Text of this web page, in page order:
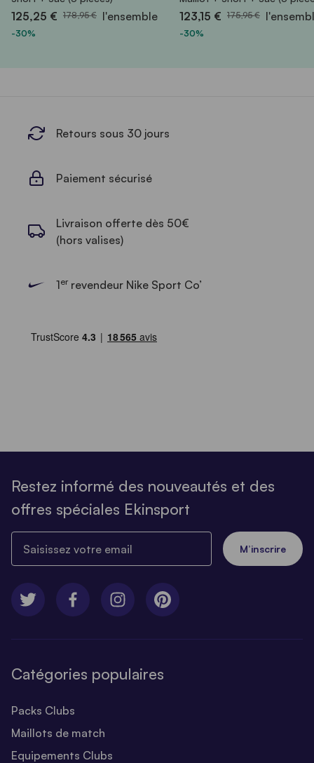
125,25 € 178,95 € l'ensemble
-30%
123,15 € 175,95 €
-30%
Retours sous 30 jours
Paiement sécurisé
Livraison offerte dès 50€
(hors valises)
1errevendeur Nike Sport Co’
Restez informé des nouveautés et des
offres spéciales Ekinsport
M’inscrire
Catégories populaires
Packs Clubs
Maillots de match
Equipements Clubs